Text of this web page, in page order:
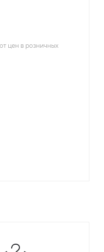
цен в розничных